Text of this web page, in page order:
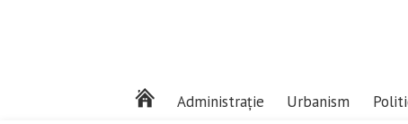
Administrație Urbanism